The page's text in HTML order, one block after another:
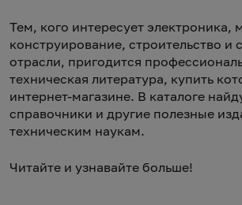
Тем, кого интересует электроника,
конструирование, строительство и
отрасли, пригодится
техническая литература, купить
интернет-магазине. В каталоге
справочники и другие полезные
техническим наукам.
Читайте и узнавайте больше!